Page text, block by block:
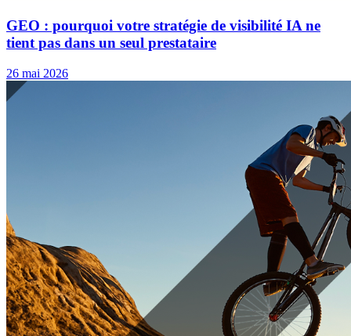
GEO : pourquoi votre stratégie de visibilité IA ne
tient pas dans un seul prestataire
26 mai 2026